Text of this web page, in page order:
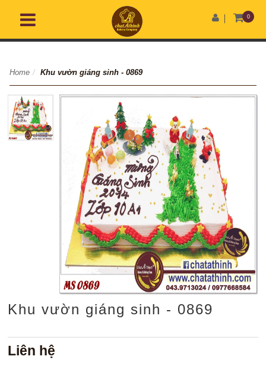
0
Home / Khu vườn giáng sinh - 0869
Khu vườn giáng sinh - 0869
Liên hệ